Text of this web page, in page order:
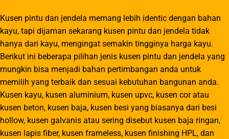
Kusen pintu dan jendela memang lebih identic dengan bahan
kayu, tapi dijaman sekarang kusen pintu dan jendela tidak
hanya dari kayu, mengingat semakin tingginya harga kayu.
Berikut ini beberapa pilihan jenis kusen pintu dan jendela yang
mungkin bisa menjadi bahan pertimbangan anda untuk
memilih yang terbaik dan sesuai kebutuhan bangunan anda.
Kusen kayu, kusen aluminium, kusen upvc, kusen cor atau
kusen beton, kusen baja, kusen besi yang biasanya dari besi
hollow, kusen galvanis atau sering disebut kusen baja ringan,
kusen lapis fiber, kusen frameless, kusen finishing HPL, dan